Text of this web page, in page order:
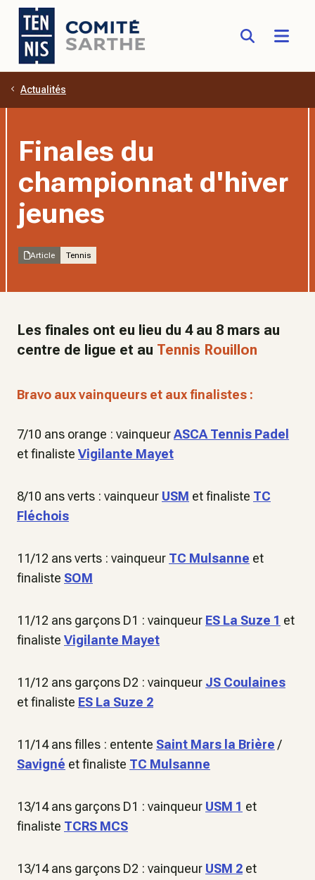
Aller au contenu principal
Actualités
Finales du
championnat d'hiver
jeunes
Article Tennis
Les finales ont eu lieu du 4 au 8 mars au
centre de ligue et au Tennis Rouillon
Bravo aux vainqueurs et aux finalistes :
7/10 ans orange : vainqueurASCA Tennis Padel
et finaliste Vigilante Mayet
8/10 ans verts : vainqueur USM et finaliste TC
Fléchois
11/12 ans verts : vainqueur TC Mulsanne et
finaliste SOM
11/12 ans garçons D1 : vainqueur ES La Suze 1 et
finaliste Vigilante Mayet
11/12 ans garçons D2 : vainqueur JS Coulaines
et finaliste ES La Suze 2
11/14 ans filles : entente Saint Mars la Brière /
Savigné et finaliste TC Mulsanne
13/14 ans garçons D1 : vainqueur USM 1 et
finaliste TCRS MCS
13/14 ans garçons D2 : vainqueur USM 2 et